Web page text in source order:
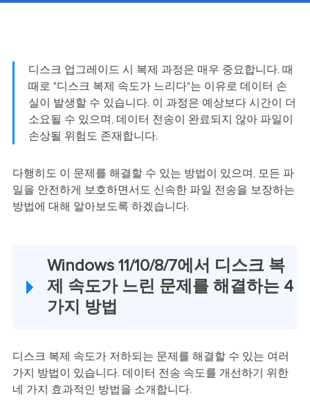
디스크 업그레이드 시 복제 과정은 매우 중요합니다. 때
때로 "디스크 복제 속도가 느리다"는 이유로 데이터 손
실이 발생할 수 있습니다. 이 과정은 예상보다 시간이 더
소요될 수 있으며, 데이터 전송이 완료되지 않아 파일이
손상될 위험도 존재합니다.
다행히도 이 문제를 해결할 수 있는 방법이 있으며, 모든 파
일을 안전하게 보호하면서도 신속한 파일 전송을 보장하는
방법에 대해 알아보도록 하겠습니다.
Windows 11/10/8/7에서 디스크 복
제 속도가 느린 문제를 해결하는 4
가지 방법
디스크 복제 속도가 저하되는 문제를 해결할 수 있는 여러
가지 방법이 있습니다. 데이터 전송 속도를 개선하기 위한
네 가지 효과적인 방법을 소개합니다.